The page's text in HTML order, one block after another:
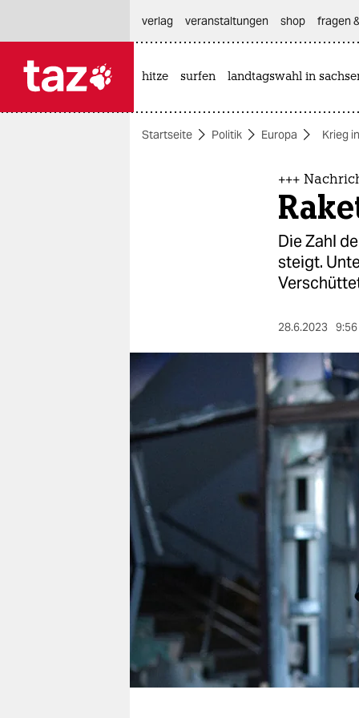
themen
berlin
nord
wahrheit
verlag
verlag
veranstaltungen
shop
fragen & hilfe
unterstützen
abo
genossenschaft
verlag
veranstaltungen shop fragen
hitze surfen landtagswahl in
Startseite Politik Europa Krieg
+++
Die Zahl
steigt.
28.6.2023